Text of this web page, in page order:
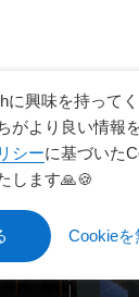
に興味を持って
がより良い情報
シーに基づいた
します🙏🍪
Cookieを